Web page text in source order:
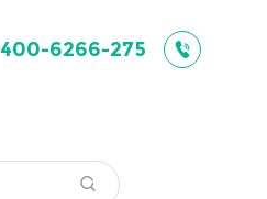
400-6266-275